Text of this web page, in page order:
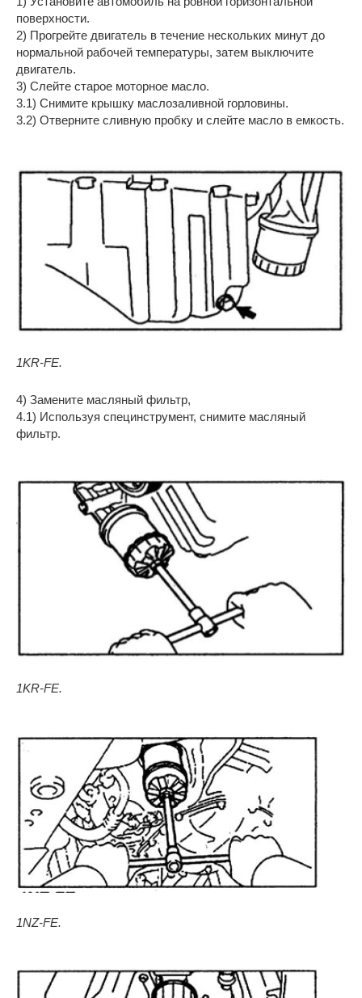
поверхности.
2) Прогрейте двигатель в течение нескольких минут до
нормальной рабочей температуры, затем выключите
двигатель.
3) Слейте старое моторное масло.
3.1) Снимите крышку маслозаливной горловины.
3.2) Отверните сливную пробку и слейте масло в емкость.
1KR-FE.
4) Замените масляный фильтр,
4.1) Используя специнструмент, снимите масляный
фильтр.
1KR-FE.
1NZ-FE.